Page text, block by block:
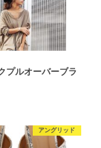
プルオーバーブラ
アングリッド